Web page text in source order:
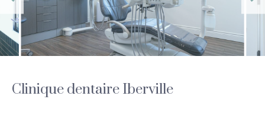
Clinique dentaire Iberville